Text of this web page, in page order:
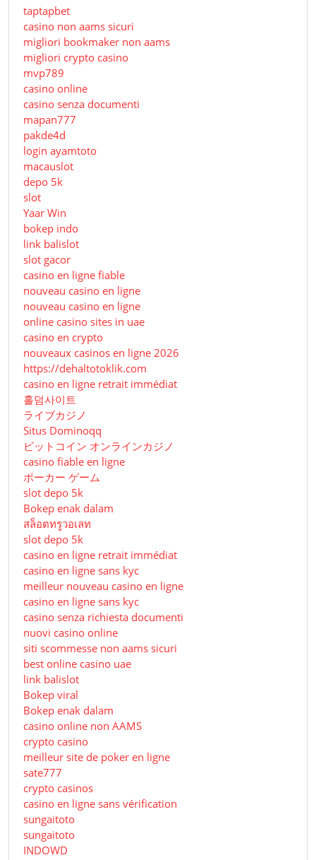
taptapbet
casino non aams sicuri
migliori bookmaker non aams
migliori crypto casino
mvp789
casino online
casino senza documenti
mapan777
pakde4d
login ayamtoto
macauslot
depo 5k
slot
Yaar Win
bokep indo
link balislot
slot gacor
casino en ligne fiable
nouveau casino en ligne
nouveau casino en ligne
online casino sites in uae
casino en crypto
nouveaux casinos en ligne 2026
https://dehaltotoklik.com
casino en ligne retrait immédiat
홀덤사이트
ライブカジノ
Situs Dominoqq
ビットコイン オンラインカジノ
casino fiable en ligne
ポーカー ゲーム
slot depo 5k
Bokep enak dalam
สล็อตทรูวอเลท
slot depo 5k
casino en ligne retrait immédiat
casino en ligne sans kyc
meilleur nouveau casino en ligne
casino en ligne sans kyc
casino senza richiesta documenti
nuovi casino online
siti scommesse non aams sicuri
best online casino uae
link balislot
Bokep viral
Bokep enak dalam
casino online non AAMS
crypto casino
meilleur site de poker en ligne
sate777
crypto casinos
casino en ligne sans vérification
sungaitoto
sungaitoto
INDOWD